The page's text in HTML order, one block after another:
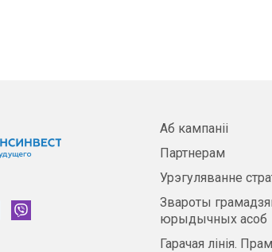
Аб кампаніі
Партнерам
Урэгуляванне
Звароты
юрыдычных асоб
Гарачая лінія.